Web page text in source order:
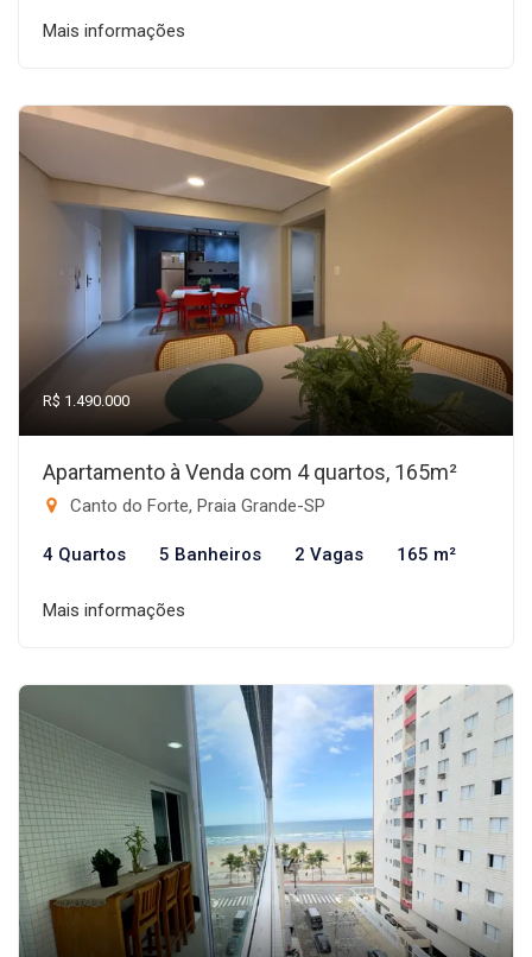
Mais informações
R$ 1.490.000
Apartamento à Venda com 4 quartos, 165m²
Canto do Forte, Praia Grande-SP
4 Quartos 5 Banheiros 2 Vagas 165 m²
Mais informações